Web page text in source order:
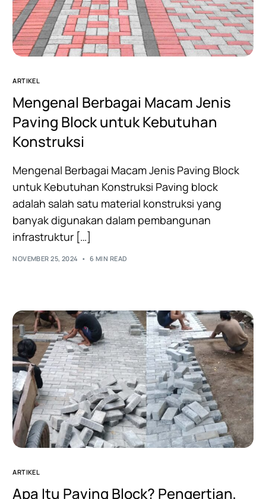
ARTIKEL
Mengenal Berbagai Macam Jenis
Paving Block untuk Kebutuhan
Konstruksi
Mengenal Berbagai Macam Jenis Paving Block
untuk Kebutuhan Konstruksi Paving block
adalah salah satu material konstruksi yang
banyak digunakan dalam pembangunan
infrastruktur […]
NOVEMBER 25, 2024 6 MIN READ
ARTIKEL
Apa Itu Paving Block? Pengertian,